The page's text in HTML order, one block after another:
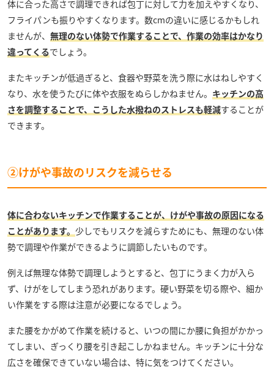
体に合った高さで調理できれば包丁に対して力を加えやすくなり、
フライパンも振りやすくなります。数cmの違いに感じるかもしれ
ませんが、 無理のない体勢で作業することで、作業の効率はかなり
違ってくるでしょう。
またキッチンが低過ぎると、食器や野菜を洗う際に水はねしやすく
なり、水を使うたびに体や衣服をぬらしかねません。 キッチンの高
さを調整することで、こうした水撥ねのストレスも軽減することが
できます。
②けがや事故のリスクを減らせる
体に合わないキッチンで作業することが、けがや事故の原因になる
ことがあります。 少しでもリスクを減らすためにも、無理のない体
勢で調理や作業ができるように調節したいものです。
例えば無理な体勢で調理しようとすると、包丁にうまく力が入ら
ず、けがをしてしまう恐れがあります。硬い野菜を切る際や、細か
い作業をする際は注意が必要になるでしょう。
また腰をかがめて作業を続けると、いつの間にか腰に負担がかかっ
てしまい、ぎっくり腰を引き起こしかねません。キッチンに十分な
広さを確保できていない場合は、特に気をつけてください。